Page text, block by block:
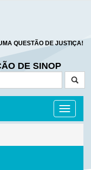
QUESTÃO DE JUSTIÇA!
DE SINOP
Toggle